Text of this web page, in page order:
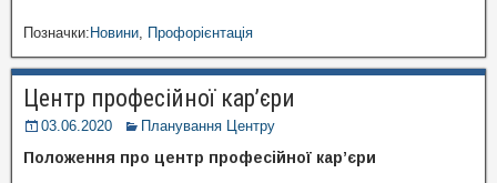
Позначки:Новини Профорієнтація
Центр професійної кар’єри
03.06.2020 Планування Центру
Положення про центр професійної кар’єри